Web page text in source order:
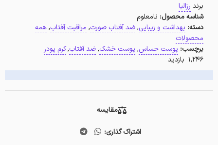
برند رزالیا
شناسه محصول: نامعلوم
دسته: بهداشت و زیبایی,ضد آفتاب صورت, مراقبت آفتاب,همه
محصولات
برچسب: پوست حساس, پوست خشک,ضد آفتاب,کرم پودر
1,246 بازدید
مقایسه
اشتراک گذاری: